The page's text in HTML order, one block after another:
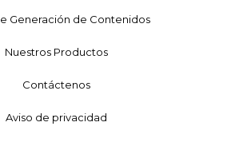
Generación de Contenidos
Nuestros Productos
Contáctenos
Aviso de privacidad